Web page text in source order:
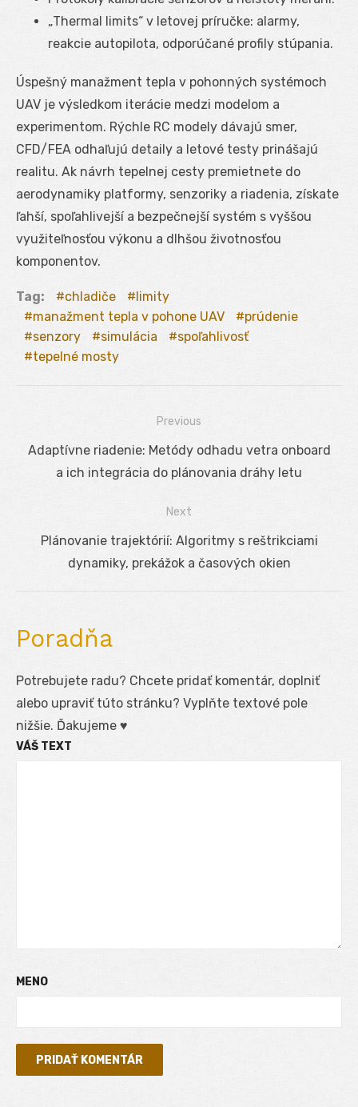
„Thermal limits“ v letovej príručke: alarmy,
reakcie autopilota, odporúčané profily stúpania.
Úspešný manažment tepla v pohonných systémoch
UAV je výsledkom iterácie medzi modelom a
experimentom. Rýchle RC modely dávajú smer,
CFD/FEA odhaľujú detaily a letové testy prinášajú
realitu. Ak návrh tepelnej cesty premietnete do
aerodynamiky platformy, senzoriky a riadenia, získate
ľahší, spoľahlivejší a bezpečnejší systém s vyššou
využiteľnosťou výkonu a dlhšou životnosťou
komponentov.
Tag: chladiče
limity
manažment tepla v pohone UAV
prúdenie
senzory
simulácia
spoľahlivosť
tepelné mosty
Navigácia
Previous
Previous
Adaptívne riadenie: Metódy odhadu vetra onboard
a ich integrácia do plánovania dráhy letu
Next
NextPlánovanie trajektórií: Algoritmy s reštrikciami
dynamiky, prekážok a časových okien
Poradňa
Potrebujete radu? Chcete pridať komentár, doplniť
alebo upraviť túto stránku? Vyplňte textové pole
nižšie. Ďakujeme ♥
VÁŠ TEXT
MENO